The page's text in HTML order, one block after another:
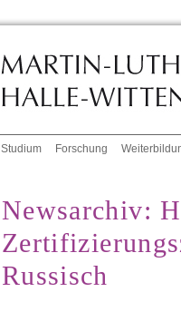
Studium Forschung
Newsarchiv:
Russisch